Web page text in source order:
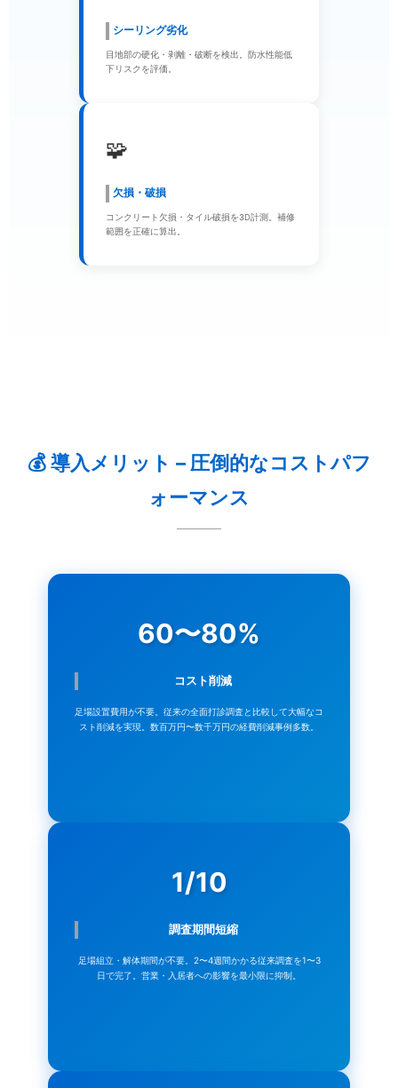
シーリング劣化
目地部の硬化・剥離・破断を検出。防水性能低
下リスクを評価。
🧩
欠損・破損
コンクリート欠損・タイル破損を3D計測。補修
範囲を正確に算出。
💰 導入メリット – 圧倒的なコストパフ
ォーマンス
60〜80%
コスト削減
足場設置費用が不要。従来の全面打診調査と比較して大幅なコ
スト削減を実現。数百万円〜数千万円の経費削減事例多数。
1/10
調査期間短縮
足場組立・解体期間が不要。2〜4週間かかる従来調査を1〜3
日で完了。営業・入居者への影響を最小限に抑制。